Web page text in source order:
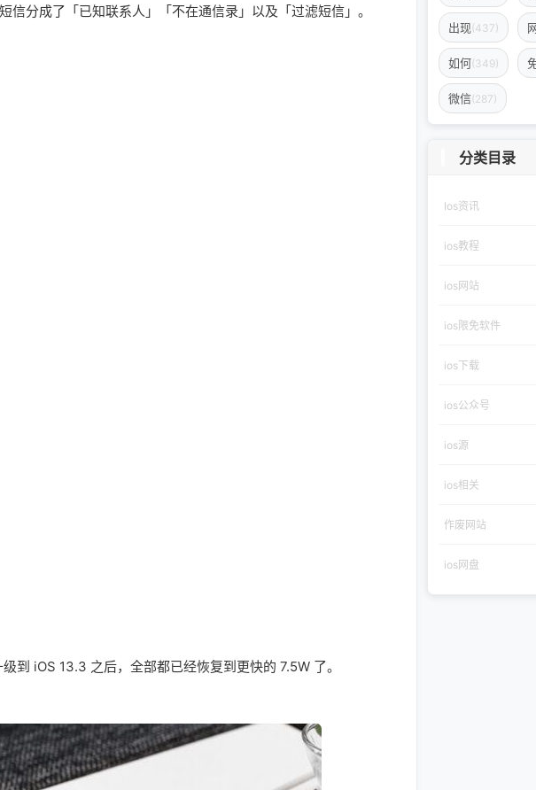
分成了「已知联系人」「不在通信录」以及「过滤短信」。
到 iOS 13.3 之后，全部都已经恢复到更快的 7.5W 了。
出现(437)
如何(349)
微信(287)
分类目录
Ios资讯
ios教程
ios网站
ios限免软件
ios下载
ios公众号
ios源
ios相关
作废网站
ios网盘